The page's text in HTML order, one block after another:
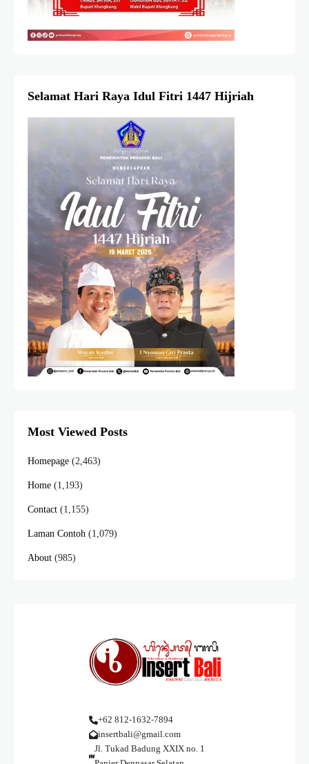
Selamat Hari Raya Idul Fitri 1447 Hijriah
Most Viewed Posts
Homepage (2,463)
Home (1,193)
Contact (1,155)
Laman Contoh (1,079)
About (985)
+62 812-1632-7894
insertbali@gmail.com
Jl. Tukad Badung XXIX no. 1